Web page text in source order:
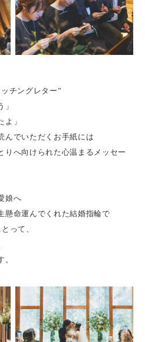
チングレター”
」
よ」
んでいただくお手紙には
りへ向けられた心温まるメッセー
娘へ
懸命運んでくれた結婚指輪で
って、